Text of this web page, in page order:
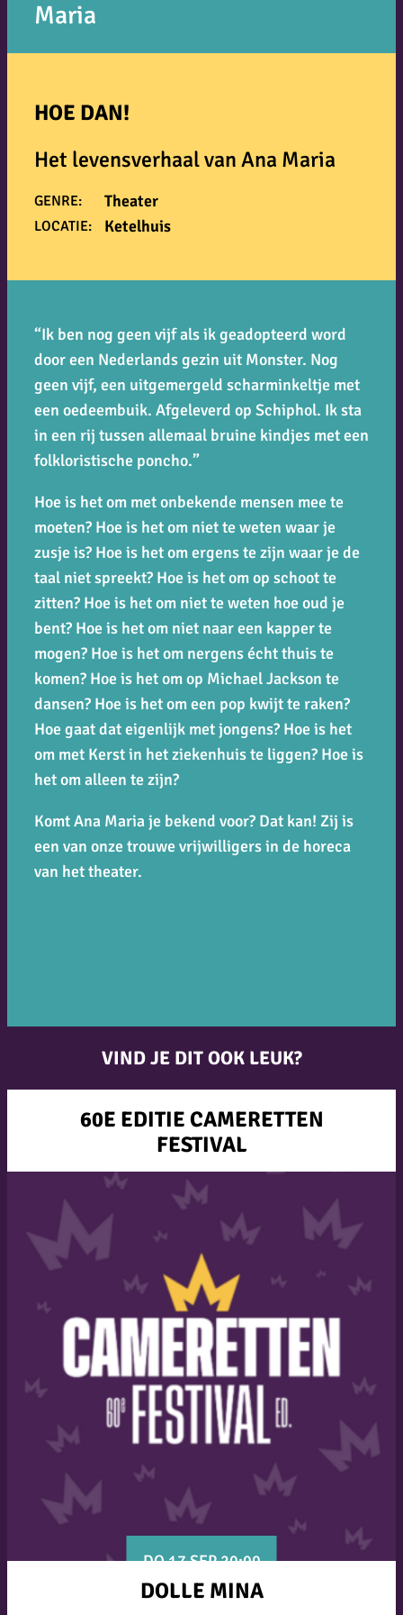
Maria
“Ik ben nog geen vijf als ik geadopteerd word
door een Nederlands gezin uit Monster. Nog
geen vijf, een uitgemergeld scharminkeltje met
een oedeembuik. Afgeleverd op Schiphol. Ik sta
in een rij tussen allemaal bruine kindjes met een
folkloristische poncho.”
Hoe is het om met onbekende mensen mee te
moeten? Hoe is het om niet te weten waar je
zusje is? Hoe is het om ergens te zijn waar je de
taal niet spreekt? Hoe is het om op schoot te
zitten? Hoe is het om niet te weten hoe oud je
bent? Hoe is het om niet naar een kapper te
mogen? Hoe is het om nergens écht thuis te
komen? Hoe is het om op Michael Jackson te
dansen? Hoe is het om een pop kwijt te raken?
Hoe gaat dat eigenlijk met jongens? Hoe is het
om met Kerst in het ziekenhuis te liggen? Hoe is
het om alleen te zijn?
Komt Ana Maria je bekend voor? Dat kan! Zij is
een van onze trouwe vrijwilligers in de horeca
van het theater.
HOE DAN!
Het levensverhaal van Ana Maria
GENRE: Theater
LOCATIE: Ketelhuis
VIND JE DIT OOK LEUK?
60E EDITIE CAMERETTEN
FESTIVAL
DO 17 SEP 20:00
DOLLE MINA